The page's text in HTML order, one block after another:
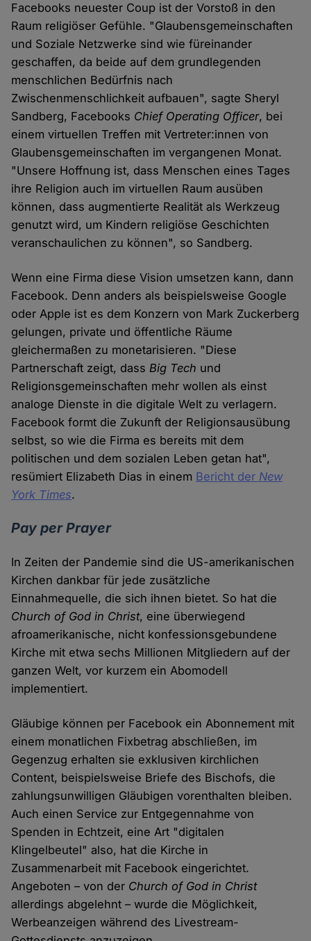
Facebooks neuester Coup ist der Vorstoß in den
Raum religiöser Gefühle. "Glaubensgemeinschaften
und Soziale Netzwerke sind wie füreinander
geschaffen, da beide auf dem grundlegenden
menschlichen Bedürfnis nach
Zwischenmenschlichkeit aufbauen", sagte Sheryl
Sandberg, Facebooks Chief Operating Officer, bei
einem virtuellen Treffen mit Vertreter:innen von
Glaubensgemeinschaften im vergangenen Monat.
"Unsere Hoffnung ist, dass Menschen eines Tages
ihre Religion auch im virtuellen Raum ausüben
können, dass augmentierte Realität als Werkzeug
genutzt wird, um Kindern religiöse Geschichten
veranschaulichen zu können", so Sandberg.
Wenn eine Firma diese Vision umsetzen kann, dann
Facebook. Denn anders als beispielsweise Google
oder Apple ist es dem Konzern von Mark Zuckerberg
gelungen, private und öffentliche Räume
gleichermaßen zu monetarisieren. "Diese
Partnerschaft zeigt, dassBig Tech und
Religionsgemeinschaften mehr wollen als einst
analoge Dienste in die digitale Welt zu verlagern.
Facebook formt die Zukunft der Religionsausübung
selbst, so wie die Firma es bereits mit dem
politischen und dem sozialen Leben getan hat",
resümiert Elizabeth Dias in einem Bericht der New
York Times.
Pay per Prayer
In Zeiten der Pandemie sind die US-amerikanischen
Kirchen dankbar für jede zusätzliche
Einnahmequelle, die sich ihnen bietet. So hat die
Church of God in Christ, eine überwiegend
afroamerikanische, nicht konfessionsgebundene
Kirche mit etwa sechs Millionen Mitgliedern auf der
ganzen Welt, vor kurzem ein Abomodell
implementiert.
Gläubige können per Facebook ein Abonnement mit
einem monatlichen Fixbetrag abschließen, im
Gegenzug erhalten sie exklusiven kirchlichen
Content, beispielsweise Briefe des Bischofs, die
zahlungsunwilligen Gläubigen vorenthalten bleiben.
Auch einen Service zur Entgegennahme von
Spenden in Echtzeit, eine Art "digitalen
Klingelbeutel" also, hat die Kirche in
Zusammenarbeit mit Facebook eingerichtet.
Angeboten – von der Church of God in Christ
allerdings abgelehnt – wurde die Möglichkeit,
Werbeanzeigen während des Livestream-